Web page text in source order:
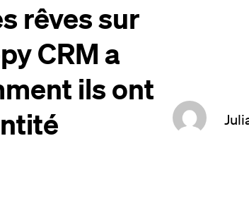
rêves sur
CRM a
ils ont